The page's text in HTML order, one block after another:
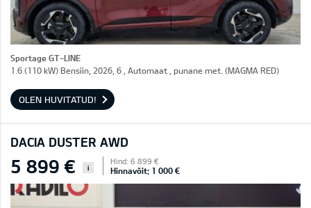
Sportage GT-LINE
1.6 (110 kW) Bensiin, 2026, 6 , Automaat , punane met. (MAGMA RED)
OLEN HUVITATUD!
DACIA DUSTER AWD
5 899 € i
Hind: 6 899 €
Hinnavõit: 1 000 €